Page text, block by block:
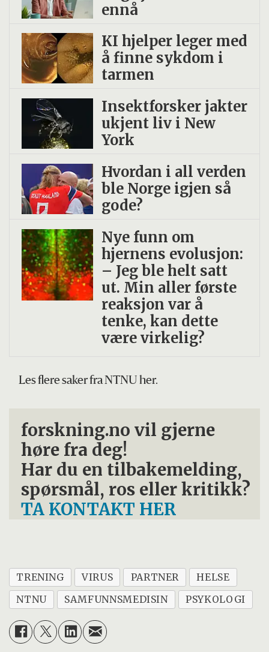
ennå
KI hjelper leger med
å finne sykdom i
tarmen
Insekt­forsker jakter
ukjent liv i New
York
Hvordan i all verden
ble Norge igjen så
gode?
Nye funn om
hjernens evolusjon:
– Jeg ble helt satt
ut. Min aller første
reaksjon var å
tenke, kan dette
være virkelig?
Les flere saker fra NTNU her.
forskning.no vil gjerne
høre fra deg!
Har du en tilbakemelding,
spørsmål, ros eller kritikk?
TA KONTAKT HER
TRENING VIRUS PARTNER
HELSE
NTNU
SAMFUNNSMEDISIN PSYKOLOGI